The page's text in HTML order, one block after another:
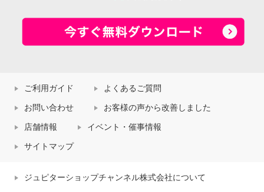
ご利用ガイド よくあるご質問
お問い合わせ お客様の声から改善しました
店舗情報 イベント・催事情報
サイトマップ
ジュピターショップチャンネル株式会社について